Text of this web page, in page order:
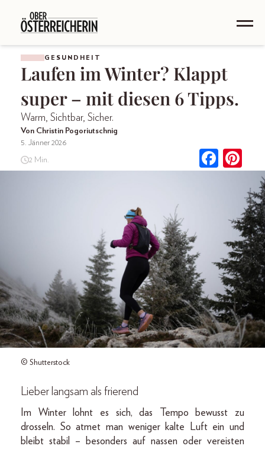
GESUNDHEIT
Laufen im Winter? Klappt
super – mit diesen 6 Tipps.
Warm, Sichtbar, Sicher.
Von Christin Pogoriutschnig
5. Jänner 2026
2 Min.
© Shutterstock
Lieber langsam als frierend
Im Winter lohnt es sich, das Tempo bewusst zu
drosseln. So atmet man weniger kalte Luft ein und
bleibt stabil – besonders auf nassen oder vereisten